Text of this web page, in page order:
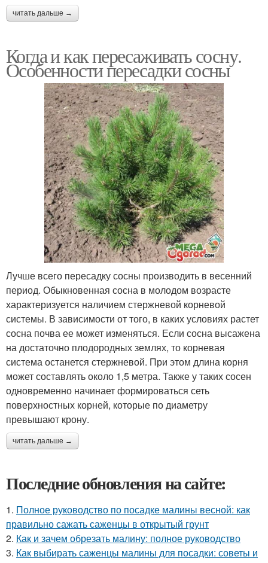
читать дальше →
Когда и как пересаживать сосну.
Особенности пересадки сосны
Лучше всего пересадку сосны производить в весенний
период. Обыкновенная сосна в молодом возрасте
характеризуется наличием стержневой корневой
системы. В зависимости от того, в каких условиях растет
сосна почва ее может изменяться. Если сосна высажена
на достаточно плодородных землях, то корневая
система останется стержневой. При этом длина корня
может составлять около 1,5 метра. Также у таких сосен
одновременно начинает формироваться сеть
поверхностных корней, которые по диаметру
превышают крону.
читать дальше →
Последние обновления на сайте:
1. Полное руководство по посадке малины весной: как
правильно сажать саженцы в открытый грунт
2. Как и зачем обрезать малину: полное руководство
3. Как выбирать саженцы малины для посадки: советы и